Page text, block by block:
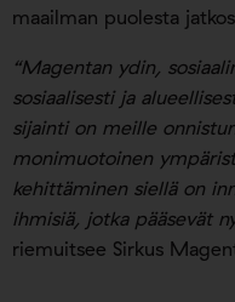
maailman puolesta
“Magentan ydin,
sosiaalisesti ja
sijainti on meille
monimuotoinen
kehittäminen siellä on
ihmisiä, jotka pääsevät
riemuitsee Sirkus